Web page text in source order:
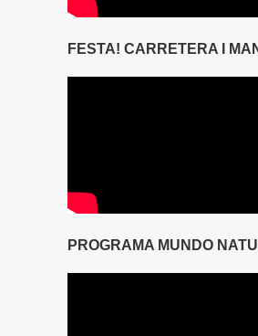
FESTA! CARRETERA I
PROGRAMA MUNDO